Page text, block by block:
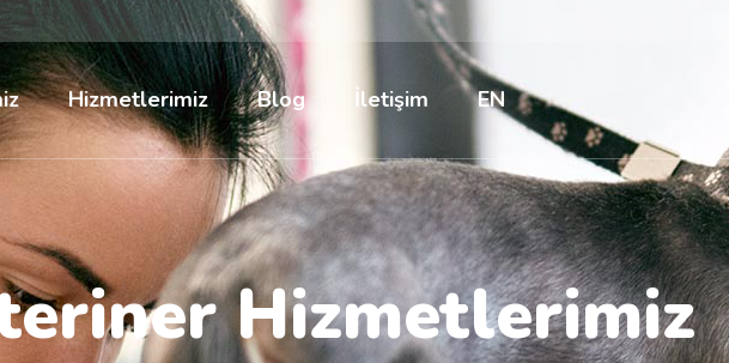
Hizmetlerimiz Blog İletişim EN
Hizmetlerimiz